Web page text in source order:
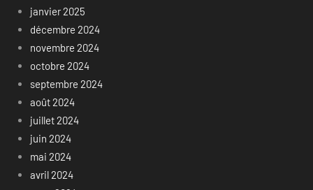
janvier 2025
décembre 2024
novembre 2024
octobre 2024
septembre 2024
août 2024
juillet 2024
juin 2024
mai 2024
avril 2024